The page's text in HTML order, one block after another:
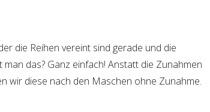
die Reihen vereint sind gerade und die
das? Ganz einfach! Anstatt die Zunahmen
wir diese nach den Maschen ohne Zunahme.